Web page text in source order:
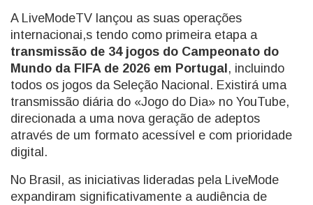
A LiveModeTV lançou as suas operações
internacionai,s tendo como primeira etapa a
transmissão de 34 jogos do Campeonato do
Mundo da FIFA de 2026 em Portugal, incluindo
todos os jogos da Seleção Nacional. Existirá uma
transmissão diária do «Jogo do Dia» no YouTube,
direcionada a uma nova geração de adeptos
através de um formato acessível e com prioridade
digital.
No Brasil, as iniciativas lideradas pela LiveMode
expandiram significativamente a audiência de